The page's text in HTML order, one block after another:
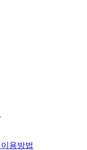
용방법